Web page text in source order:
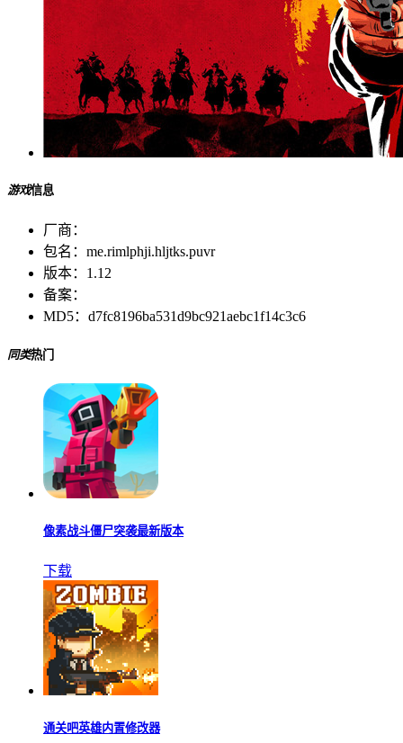
游戏信息
厂商：
包名： me.rimlphji.hljtks.puvr
版本： 1.12
备案：
MD5： d7fc8196ba531d9bc921aebc1f14c3c6
同类热门
像素战斗僵尸突袭最新版本
下载
通关吧英雄内置修改器